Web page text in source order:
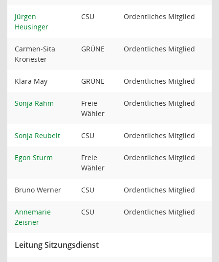
Jürgen
Heusinger
CSU Ordentliches Mitglied
Carmen-Sita
Kronester
GRÜNE Ordentliches Mitglied
Klara May GRÜNE Ordentliches Mitglied
Sonja Rahm
Freie
Wähler
Ordentliches Mitglied
Sonja Reubelt CSU Ordentliches Mitglied
Egon Sturm
Freie
Wähler
Ordentliches Mitglied
Bruno Werner CSU Ordentliches Mitglied
Annemarie
Zeisner
CSU Ordentliches Mitglied
Leitung Sitzungsdienst